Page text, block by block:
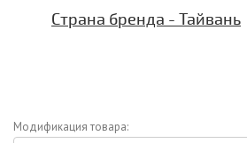
Страна бренда - Тайвань
Модификация товара: